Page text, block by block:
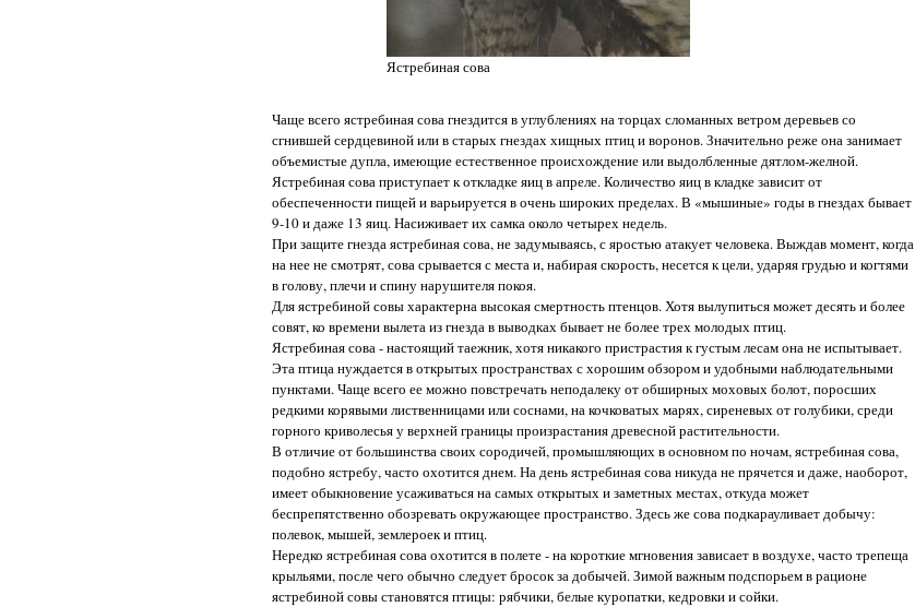
Ястребиная сова
Чаще всего ястребиная сова гнездится в углублениях на торцах сломанных ветром деревьев со
сгнившей сердцевиной или в старых гнездах хищных птиц и воронов. Значительно реже она занимает
объемистые дупла, имеющие естественное происхождение или выдолбленные дятлом-желной.
Ястребиная сова приступает к откладке яиц в апреле. Количество яиц в кладке зависит от
обеспеченности пищей и варьируется в очень широких пределах. В «мышиные» годы в гнездах бывает
9-10 и даже 13 яиц. Насиживает их самка около четырех недель.
При защите гнезда ястребиная сова, не задумываясь, с яростью атакует человека. Выждав момент, когда
на нее не смотрят, сова срывается с места и, набирая скорость, несется к цели, ударяя грудью и когтями
в голову, плечи и спину нарушителя покоя.
Для ястребиной совы характерна высокая смертность птенцов. Хотя вылупиться может десять и более
совят, ко времени вылета из гнезда в выводках бывает не более трех молодых птиц.
Ястребиная сова - настоящий таежник, хотя никакого пристрастия к густым лесам она не испытывает.
Эта птица нуждается в открытых пространствах с хорошим обзором и удобными наблюдательными
пунктами. Чаще всего ее можно повстречать неподалеку от обширных моховых болот, поросших
редкими корявыми лиственницами или соснами, на кочковатых марях, сиреневых от голубики, среди
горного криволесья у верхней границы произрастания древесной растительности.
В отличие от большинства своих сородичей, промышляющих в основном по ночам, ястребиная сова,
подобно ястребу, часто охотится днем. На день ястребиная сова никуда не прячется и даже, наоборот,
имеет обыкновение усаживаться на самых открытых и заметных местах, откуда может
беспрепятственно обозревать окружающее пространство. Здесь же сова подкарауливает добычу:
полевок, мышей, землероек и птиц.
Нередко ястребиная сова охотится в полете - на короткие мгновения зависает в воздухе, часто трепеща
крыльями, после чего обычно следует бросок за добычей. Зимой важным подспорьем в рационе
ястребиной совы становятся птицы: рябчики, белые куропатки, кедровки и сойки.